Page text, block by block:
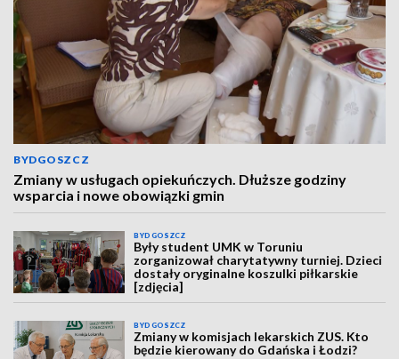
BYDGOSZCZ
Zmiany w usługach opiekuńczych. Dłuższe godziny
wsparcia i nowe obowiązki gmin
BYDGOSZCZ
Były student UMK w Toruniu
zorganizował charytatywny turniej. Dzieci
dostały oryginalne koszulki piłkarskie
[zdjęcia]
BYDGOSZCZ
Zmiany w komisjach lekarskich ZUS. Kto
będzie kierowany do Gdańska i Łodzi?